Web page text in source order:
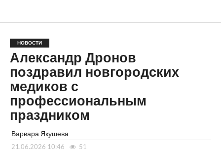
НОВОСТИ
Александр Дронов
поздравил новгородских
медиков с
профессиональным
праздником
Варвара Якушева
21.06.2026 10:46 51